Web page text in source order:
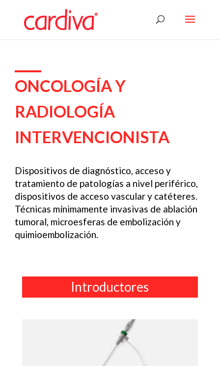
ONCOLOGÍA Y
RADIOLOGÍA
INTERVENCIONISTA
Dispositivos de diagnóstico, acceso y
tratamiento de patologías a nivel periférico,
dispositivos de acceso vascular y catéteres.
Técnicas mínimamente invasivas de ablación
tumoral, microesferas de embolización y
quimioembolización.
Introductores